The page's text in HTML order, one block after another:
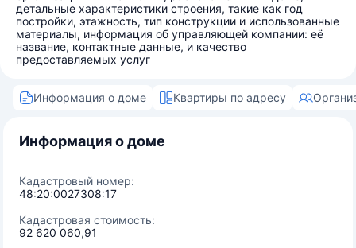
детальные характеристики строения, такие как год
постройки, этажность, тип конструкции и использованные
материалы, информация об управляющей компании: её
название, контактные данные, и качество
предоставляемых услуг
Информация о доме Квартиры по адресу
Информация о доме
Кадастровый номер:
48:20:0027308:17
Кадастровая стоимость:
92 620 060,91